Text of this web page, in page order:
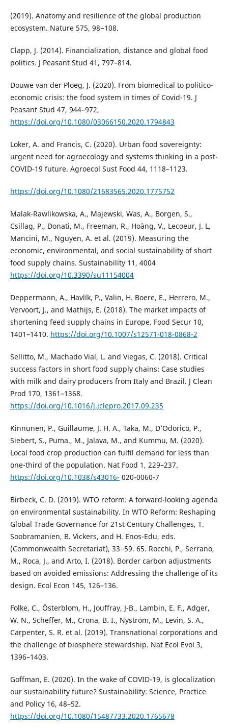
(2019). Anatomy and resilience of the global production
ecosystem. Nature 575, 98−108.
Clapp, J. (2014). Financialization, distance and global food
politics. J Peasant Stud 41, 797–814.
Douwe van der Ploeg, J. (2020). From biomedical to politico-
economic crisis: the food system in times of Covid-19. J
Peasant Stud 47, 944–972,
https://doi.org/10.1080/03066150.2020.1794843
Loker, A. and Francis, C. (2020). Urban food sovereignty:
urgent need for agroecology and systems thinking in a post-
COVID-19 future. Agroecol Sust Food 44, 1118–1123.
https://doi.org/10.1080/21683565.2020.1775752
Malak-Rawlikowska, A., Majewski, Was, A., Borgen, S.,
Csillag, P., Donati, M., Freeman, R., Hoàng, V., Lecoeur, J. L,
Mancini, M., Nguyen, A. et al. (2019). Measuring the
economic, environmental, and social sustainability of short
food supply chains. Sustainability 11, 4004
https://doi.org/10.3390/su11154004
Deppermann, A., Havlík, P., Valin, H. Boere, E., Herrero, M.,
Vervoort, J., and Mathijs, E. (2018). The market impacts of
shortening feed supply chains in Europe. Food Secur 10,
1401–1410. https://doi.org/10.1007/s12571-018-0868-2
Sellitto, M., Machado Vial, L. and Viegas, C. (2018). Critical
success factors in short food supply chains: Case studies
with milk and dairy producers from Italy and Brazil. J Clean
Prod 170, 1361–1368.
https://doi.org/10.1016/j.jclepro.2017.09.235
Kinnunen, P., Guillaume, J. H. A., Taka, M., D’Odorico, P.,
Siebert, S., Puma., M., Jalava, M., and Kummu, M. (2020).
Local food crop production can fulfil demand for less than
one-third of the population. Nat Food 1, 229–237.
https://doi.org/10.1038/s43016- 020-0060-7
Birbeck, C. D. (2019). WTO reform: A forward-looking agenda
on environmental sustainability. In WTO Reform: Reshaping
Global Trade Governance for 21st Century Challenges, T.
Soobramanien, B. Vickers, and H. Enos-Edu, eds.
(Commonwealth Secretariat), 33−59. 65. Rocchi, P., Serrano,
M., Roca, J., and Arto, I. (2018). Border carbon adjustments
based on avoided emissions: Addressing the challenge of its
design. Ecol Econ 145, 126–136.
Folke, C., Österblom, H., Jouffray, J-B., Lambin, E. F., Adger,
W. N., Scheffer, M., Crona, B. I., Nyström, M., Levin, S. A.,
Carpenter, S. R. et al. (2019). Transnational corporations and
the challenge of biosphere stewardship. Nat Ecol Evol 3,
1396–1403.
Goffman, E. (2020). In the wake of COVID-19, is glocalization
our sustainability future? Sustainability: Science, Practice
and Policy 16, 48–52.
https://doi.org/10.1080/15487733.2020.1765678